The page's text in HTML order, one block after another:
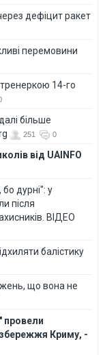
дефіцит ракет
перемовини
14-го
більше
251 0
від UAINFO
дурні": у
після
ВІДЕО
балістику
що вона не
провели
Криму, -